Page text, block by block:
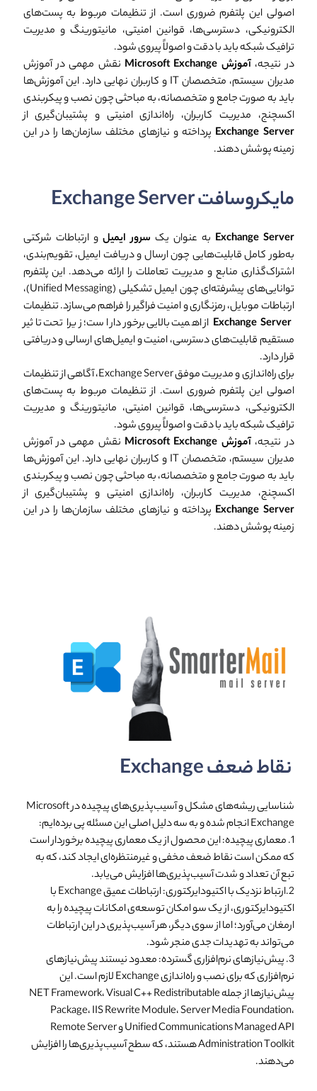
اصولی این پلتفرم ضروری است. از تنظیمات مربوط به پست‌های
الکترونیکی، دسترسی‌ها، قوانین امنیتی، مانیتورینگ و مدیریت
ترافیک شبکه باید با دقت و اصولاً پیروی شود.
در نتیجه،آموزش Microsoft Exchange
نقش مهمی در آموزش
مدیران سیستم، متخصصان IT و کاربران نهایی دارد. این آموزش‌ها
باید به صورت جامع و متخصصانه، به مباحثی چون نصب و پیکربندی
اکسچنج، مدیریت کاربران، راه‌اندازی امنیتی و پشتیبان‌گیری از
Exchange Server پرداخته و نیازهای مختلف سازمان‌ها را در این
زمینه پوشش دهند.
مایکروسافت Exchange Server
Exchange Server به عنوان یک سرور ایمیل و ارتباطات شرکتی
به‌طور کامل قابلیت‌هایی چون ارسال و دریافت ایمیل، تقویم‌بندی،
اشتراک‌گذاری منابع و مدیریت تعاملات را ارائه می‌دهد. این پلتفرم
توانایی‌های پیشرفته‌ای چون ایمیل تشکیلی (Unified Messaging)،
ارتباطات موبایل، رمزنگاری و امنیت فراگیر را فراهم می‌سازد. تنظیمات
Exchange Server از اهمیت بالایی برخوردار است؛ زیرا تحت تاثیر
مستقیم قابلیت‌های دسترسی، امنیت و ایمیل‌های ارسالی و دریافتی
قرار دارد.
برای راه‌اندازی و مدیریت موفق Exchange Server، آگاهی از تنظیمات
اصولی این پلتفرم ضروری است. از تنظیمات مربوط به پست‌های
الکترونیکی، دسترسی‌ها، قوانین امنیتی، مانیتورینگ و مدیریت
ترافیک شبکه باید با دقت و اصولاً پیروی شود.
در نتیجه،آموزش Microsoft Exchange
نقش مهمی در آموزش
مدیران سیستم، متخصصان IT و کاربران نهایی دارد. این آموزش‌ها
باید به صورت جامع و متخصصانه، به مباحثی چون نصب و پیکربندی
اکسچنج، مدیریت کاربران، راه‌اندازی امنیتی و پشتیبان‌گیری از
Exchange Server پرداخته و نیازهای مختلف سازمان‌ها را در این
زمینه پوشش دهند.
نقاط ضعف Exchange
شناسایی ریشه‌های مشکل و آسیب‌پذیری‌های پیچیده در Microsoft
Exchange انجام شده و به سه دلیل اصلی این مسئله پی برده‌ایم:
1. معماری پیچیده: این محصول از یک معماری پیچیده برخوردار است
که ممکن است نقاط ضعف مخفی و غیرمنتظره‌ای ایجاد کند، که به
تبع آن تعداد و شدت آسیب‌پذیری‌ها افزایش می‌یابد.
2.ارتباط نزدیک با اکتیودایرکتوری: ارتباطات عمیق Exchange با
اکتیودایرکتوری، از یک سو امکان توسعه‌ی امکانات پیچیده را به
ارمغان می‌آورد؛ اما از سوی دیگر، هر آسیب‌پذیری در این ارتباطات
می‌تواند به تهدیدات جدی منجر شود.
3. پیش‌نیازهای نرم‌افزاری گسترده: معدود نیستند پیش‌نیازهای
نرم‌افزاری که برای نصب و راه‌اندازی Exchange لازم است. این
پیش‌نیازها از جمله NET Framework، Visual C++ Redistributable
Package، IIS Rewrite Module، Server Media Foundation،
Unified Communications Managed API و Remote Server
Administration Toolkit هستند، که سطح آسیب‌پذیری‌ها را افزایش
می‌دهند.